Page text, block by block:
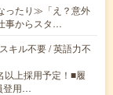
ったり≫「え？意外
事からスタ…
キル不要 / 英語力不
以上採用予定！■履
登用…